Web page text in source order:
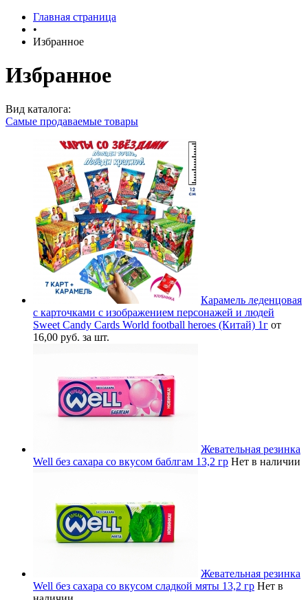
Главная страница
•
Избранное
Избранное
Вид каталога:
Самые продаваемые товары
Карамель леденцовая
с карточками с изображением персонажей и людей
Sweet Candy Cards World football heroes (Китай) 1г от
16,00 руб. за шт.
Жевательная резинка
Well без сахара со вкусом баблгам 13,2 гр Нет в наличии
Жевательная резинка
Well без сахара со вкусом сладкой мяты 13,2 гр Нет в